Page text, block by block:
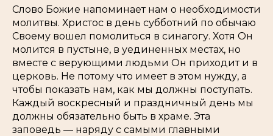
Слово Божие напоминает нам о необходимости
молитвы. Христос в день субботний по обычаю
Своему вошел помолиться в синагогу. Хотя Он
молится в пустыне, в уединенных местах, но
вместе с верующими людьми Он приходит и в
церковь. Не потому что имеет в этом нужду, а
чтобы показать нам, как мы должны поступать.
Каждый воскресный и праздничный день мы
должны обязательно быть в храме. Эта
заповедь — наряду с самыми главными